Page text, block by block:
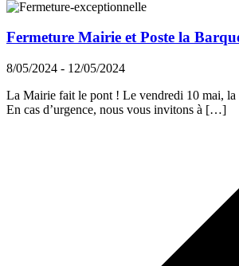
Fermeture Mairie et Poste la
8/05/2024 - 12/05/2024
La Mairie fait le pont ! Le vendredi 10 mai, la
En cas d’urgence, nous vous invitons à […]